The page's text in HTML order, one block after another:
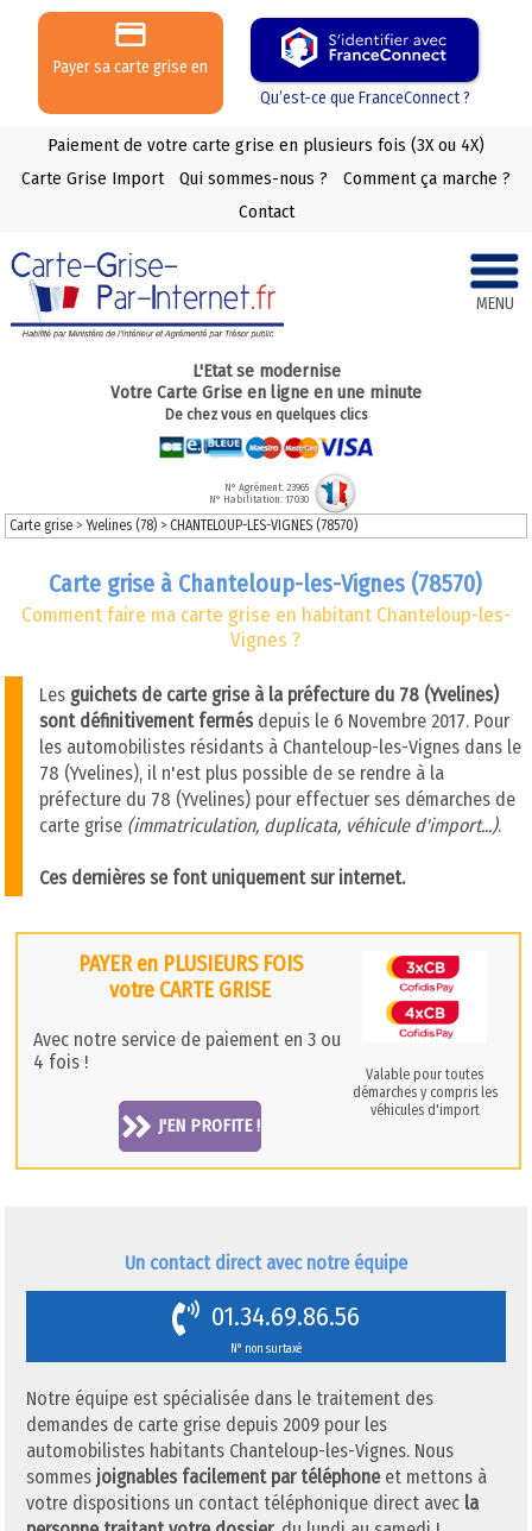
Payer sa carte grise en
Qu’est-ce que FranceConnect ?
Paiement de votre carte grise en plusieurs fois (3X ou 4X)
Carte Grise Import
Qui sommes-nous ?
Comment ça marche ?
Contact
MENU
L'Etat se modernise
Votre Carte Grise en ligne en une minute
De chez vous en quelques clics
N° Agrément: 23965
N° Habilitation: 17030
Carte grise >Yvelines (78)>CHANTELOUP-LES-VIGNES (78570)
Carte grise à Chanteloup-les-Vignes (78570)
Comment faire ma carte grise en habitant Chanteloup-les-
Vignes ?
Les guichets de carte grise à la préfecture du 78 (Yvelines)
sont définitivement fermésdepuis le 6 Novembre 2017. Pour
les automobilistes résidants à Chanteloup-les-Vignes dans le
78 (Yvelines), il n'est plus possible de se rendre à la
préfecture du 78 (Yvelines) pour effectuer ses démarches de
carte grise (immatriculation, duplicata, véhicule d'import...).
Ces dernières se font uniquement sur internet.
PAYER en PLUSIEURS FOIS
votre CARTE GRISE
Avec notre service de paiement en 3 ou
4 fois !
J'EN PROFITE !
Valable pour toutes
démarches y compris les
véhicules d'import
Un contact direct avec notre équipe
01.34.69.86.56
N° non surtaxé
Notre équipe est spécialisée dans le traitement des
demandes de carte grise depuis 2009 pour les
automobilistes habitants Chanteloup-les-Vignes. Nous
sommes joignables facilement par téléphone et mettons à
votre dispositions un contact téléphonique direct avec la